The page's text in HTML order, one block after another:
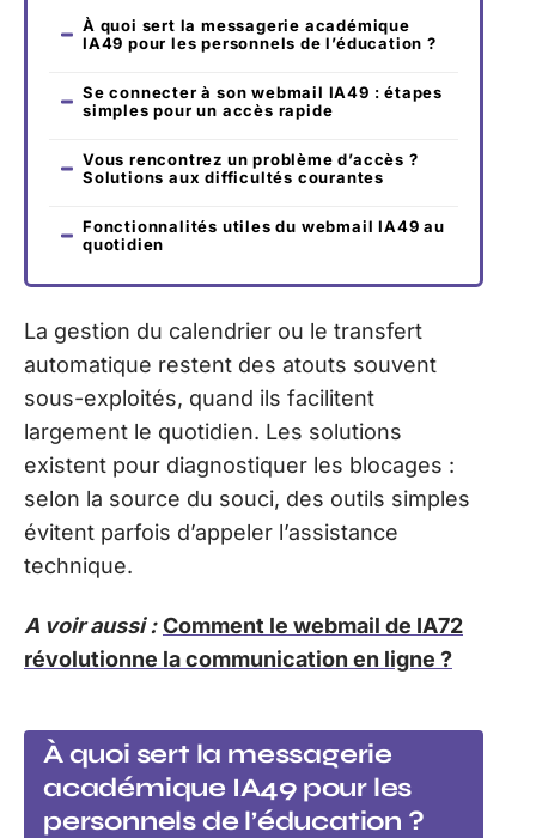
À quoi sert la messagerie académique
IA49 pour les personnels de l’éducation ?
Se connecter à son webmail IA49 : étapes
simples pour un accès rapide
Vous rencontrez un problème d’accès ?
Solutions aux difficultés courantes
Fonctionnalités utiles du webmail IA49 au
quotidien
La gestion du calendrier ou le transfert
automatique restent des atouts souvent
sous-exploités, quand ils facilitent
largement le quotidien. Les solutions
existent pour diagnostiquer les blocages :
selon la source du souci, des outils simples
évitent parfois d’appeler l’assistance
technique.
A voir aussi : Comment le webmail de IA72
révolutionne la communication en ligne ?
À quoi sert la messagerie
académique IA49 pour les
personnels de l’éducation ?